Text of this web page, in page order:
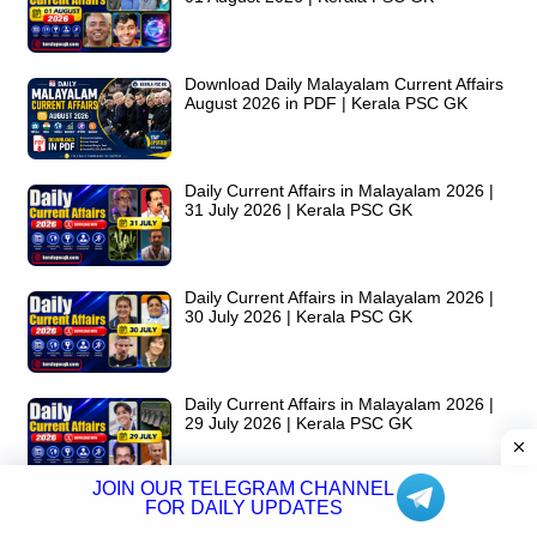
Download Daily Malayalam Current Affairs
August 2026 in PDF | Kerala PSC GK
Daily Current Affairs in Malayalam 2026 |
31 July 2026 | Kerala PSC GK
Daily Current Affairs in Malayalam 2026 |
30 July 2026 | Kerala PSC GK
Daily Current Affairs in Malayalam 2026 |
29 July 2026 | Kerala PSC GK
Daily Current Affairs in Malayalam 2026 |
JOIN OUR TELEGRAM CHANNEL
FOR DAILY UPDATES